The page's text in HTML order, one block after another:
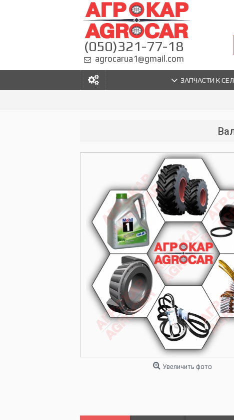
(050)321-77-18
agrocarua1@gmail.com
ЗАПЧАСТИ К
Увеличить фото